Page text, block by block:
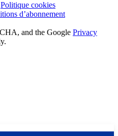
Politique cookies
d’abonnement
and the Google Privacy